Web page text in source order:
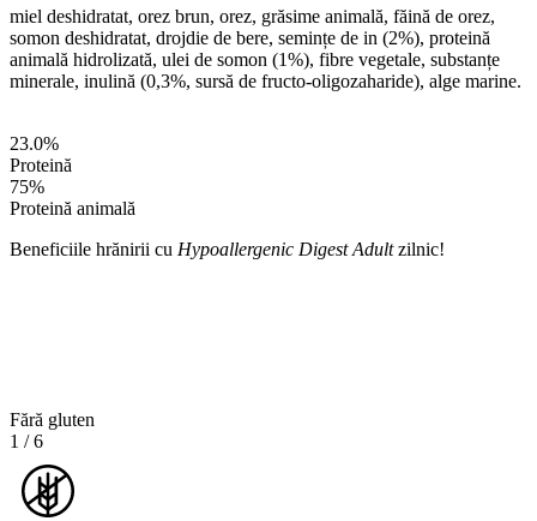
miel deshidratat, orez brun, orez, grăsime animală, făină de orez,
somon deshidratat, drojdie de bere, semințe de in (2%), proteină
animală hidrolizată, ulei de somon (1%), fibre vegetale, substanțe
minerale, inulină (0,3%, sursă de fructo-oligozaharide), alge marine.
23.0%
Proteină
75%
Proteină animală
Beneficiile hrănirii cu Hypoallergenic Digest Adultzilnic!
Fără gluten
1 /6